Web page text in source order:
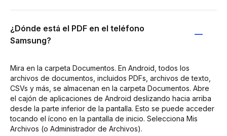
¿Dónde está el PDF en el teléfono
Samsung?
Mira en la carpeta Documentos. En Android, todos los
archivos de documentos, incluidos PDFs, archivos de texto,
CSVs y más, se almacenan en la carpeta Documentos. Abre
el cajón de aplicaciones de Android deslizando hacia arriba
desde la parte inferior de la pantalla. Esto se puede acceder
tocando el ícono en la pantalla de inicio. Selecciona Mis
Archivos (o Administrador de Archivos).